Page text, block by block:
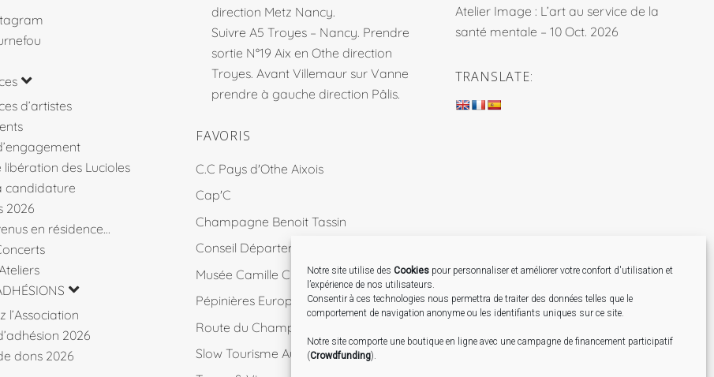
Notre site utilise des Cookies pour personnaliser et améliorer votre confort d'utilisation et
l’expérience de nos utilisateurs.
Consentir à ces technologies nous permettra de traiter des données telles que le
comportement de navigation anonyme ou les identifiants uniques sur ce site.
Notre site comporte une boutique en ligne avec une campagne de financement participatif
(Crowdfunding).
d’artistes
libération des Lucioles
candidature
2026
en résidence…
l’Association
2026
dons 2026
direction Metz Nancy.
Suivre A5 Troyes – Nancy. Prendre
sortie N°19 Aix en Othe direction
Troyes. Avant Villemaur sur Vanne
prendre à gauche direction Pâlis.
FAVORIS
C.C Pays d'Othe Aixois
Cap'C
Champagne Benoit Tassin
Conseil Départemental 10
Musée Camille Claudel
Pépinières Européennes de Création
Route du Champagne
Slow Tourisme Aube
Atelier Image : L’art au service de la
santé mentale – 10 Oct. 2026
TRANSLATE: